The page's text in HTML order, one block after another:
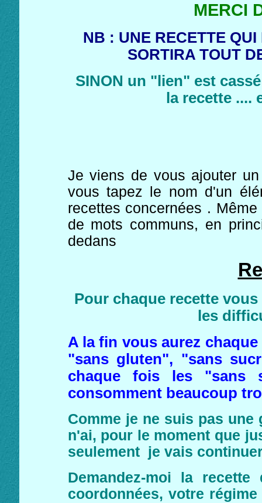
MERCI
NB : UNE RECETTE
SORTIRA TOUT
SINON un "lien" est
la recette ....
Je viens de vous ajouter
vous tapez le nom d'un
recettes concernées .
de mots communs, en
dedans
Pour chaque recette
les
A la fin vous aurez
"sans gluten", "sans
chaque fois les "sans
consomment beaucoup
Comme je ne suis pas
n'ai, pour le moment que
seulement je vais
Demandez-moi la
coordonnées, votre